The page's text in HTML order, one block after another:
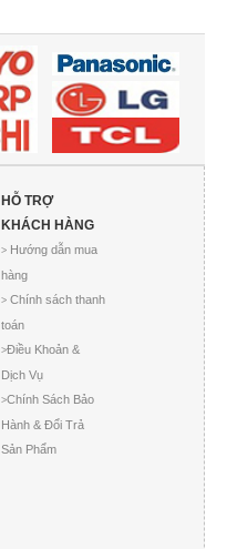
HỖ TRỢ
KHÁCH HÀNG
>Hướng dẫn mua
hàng
>Chính sách thanh
toán
>Điều Khoản &
Dịch Vụ
>Chính Sách Bảo
Hành & Đổi Trả
Sản Phẩm